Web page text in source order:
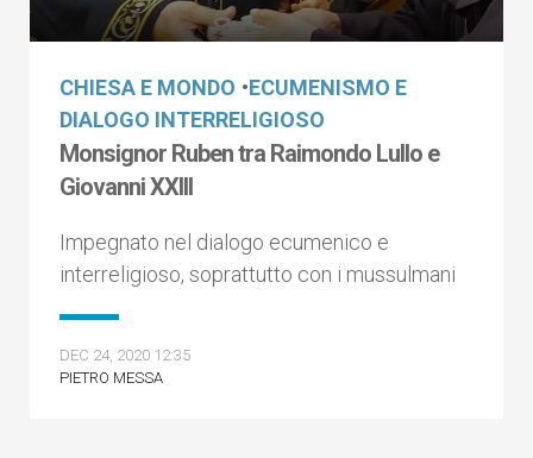
CHIESA E MONDO •ECUMENISMO E
DIALOGO INTERRELIGIOSO
Monsignor Ruben tra Raimondo Lullo e
Giovanni XXIII
Impegnato nel dialogo ecumenico e
interreligioso, soprattutto con i mussulmani
DEC 24, 2020 12:35
PIETRO MESSA